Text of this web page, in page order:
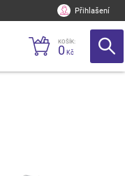
Přihlašení
KOŠÍK:
0 Kč